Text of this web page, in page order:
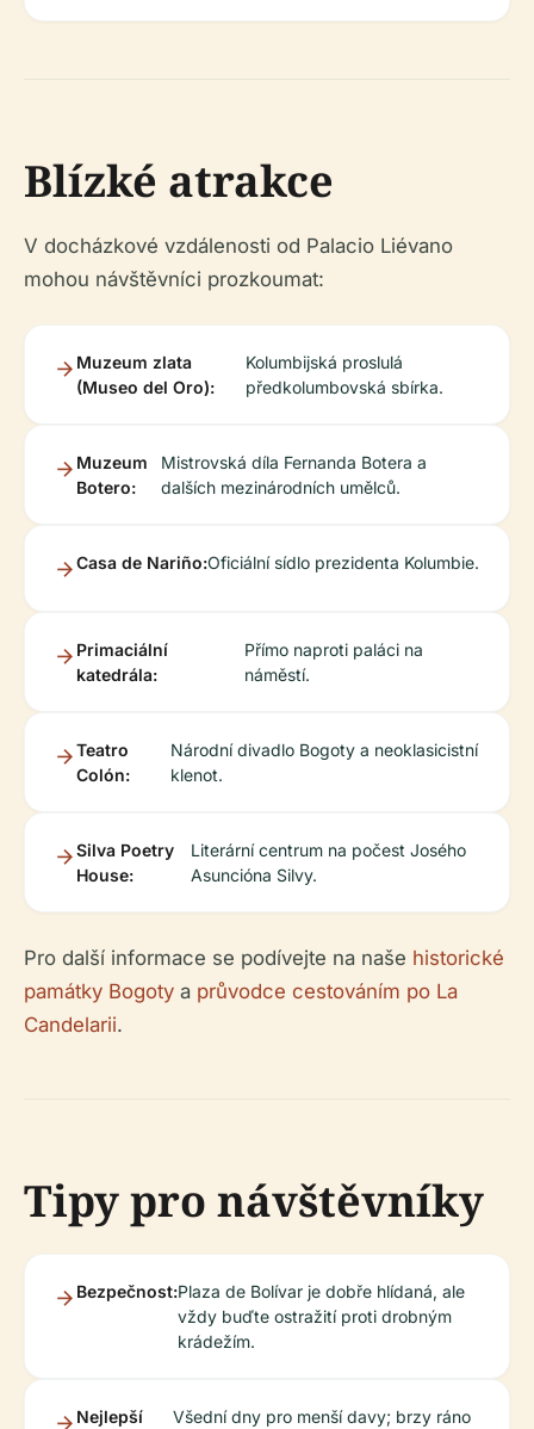
Blízké atrakce
V docházkové vzdálenosti od Palacio Liévano
mohou návštěvníci prozkoumat:
Muzeum zlata
(Museo del Oro):
Kolumbijská proslulá
předkolumbovská sbírka.
Muzeum
Botero:
Mistrovská díla Fernanda Botera a
dalších mezinárodních umělců.
Casa de Nariño:Oficiální sídlo prezidenta Kolumbie.
Primaciální
katedrála:
Přímo naproti paláci na
náměstí.
Teatro
Colón:
Národní divadlo Bogoty a neoklasicistní
klenot.
Silva Poetry
House:
Literární centrum na počest Josého
Asuncióna Silvy.
Pro další informace se podívejte na naše historické
památky Bogoty a průvodce cestováním po La
Candelarii.
Tipy pro návštěvníky
Bezpečnost:Plaza de Bolívar je dobře hlídaná, ale
vždy buďte ostražití proti drobným
krádežím.
Nejlepší
Všední dny pro menší davy; brzy ráno